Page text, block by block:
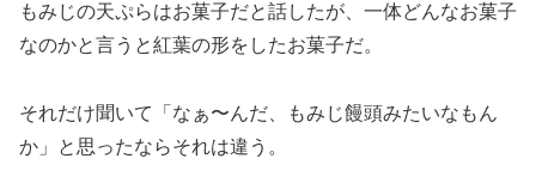
もみじの天ぷらはお菓子だと話したが、一体どんなお菓子
なのかと言うと紅葉の形をしたお菓子だ。
それだけ聞いて「なぁ〜んだ、もみじ饅頭みたいなもん
か」と思ったならそれは違う。